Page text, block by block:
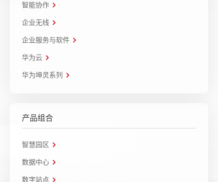
智能协作
企业无线
企业服务与软件
华为云
华为坤灵系列
产品组合
智慧园区
数据中心
数字站点